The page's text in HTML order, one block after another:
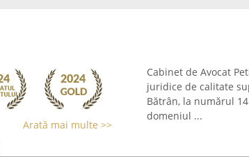
Arată mai multe >>
Cabinet de Avocat
juridice de calitate
Bătrân, la numărul
domeniul ...